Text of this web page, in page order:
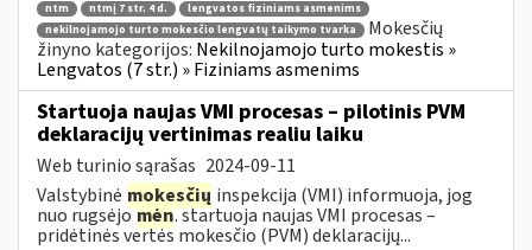
ntm ntmį 7 str. 4 d.
lengvatos fiziniams asmenims
nekilnojamojo turto mokesčio lengvatų taikymo tvarka
Mokesčių
žinyno kategorijos: Nekilnojamojo turto mokestis »
Lengvatos (7 str.) » Fiziniams asmenims
Startuoja naujas VMI procesas – pilotinis PVM
deklaracijų vertinimas realiu laiku
Web turinio sąrašas 2024-09-11
Valstybinė mokesčių inspekcija (VMI) informuoja, jog
nuo rugsėjomėn. startuoja naujas VMI procesas –
pridėtinės vertės mokesčio (PVM) deklaracijų...